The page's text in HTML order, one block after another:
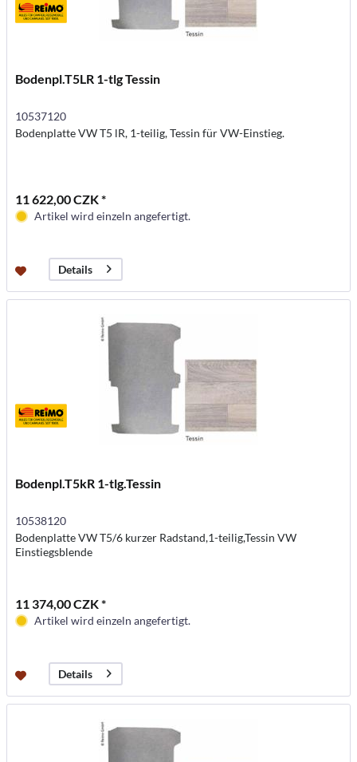
Bodenpl.T5LR 1-tlg Tessin
10537120
Bodenplatte VW T5 lR, 1-teilig, Tessin für VW-Einstieg.
11 622,00 CZK *
Artikel wird einzeln angefertigt.
Details
Bodenpl.T5kR 1-tlg.Tessin
10538120
Bodenplatte VW T5/6 kurzer Radstand,1-teilig,Tessin VW
Einstiegsblende
11 374,00 CZK *
Artikel wird einzeln angefertigt.
Details